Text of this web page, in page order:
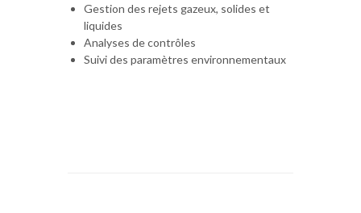
Gestion des rejets gazeux, solides et
liquides
Analyses de contrôles
Suivi des paramètres environnementaux